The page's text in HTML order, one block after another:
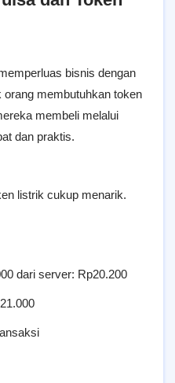
bisnis dengan
orang membutuhkan token
membeli melalui
dan praktis.
listrik cukup menarik.
dari server: Rp20.200